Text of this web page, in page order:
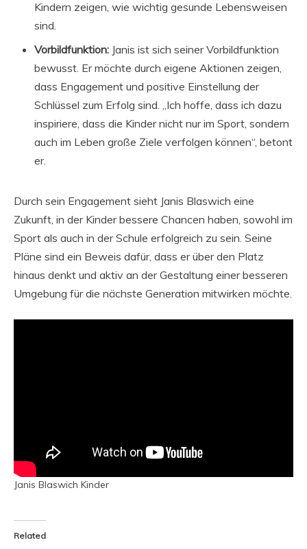
Kindern zeigen, wie wichtig gesunde Lebensweisen
sind.
Vorbildfunktion: Janis ist sich seiner Vorbildfunktion
bewusst. Er möchte durch eigene Aktionen zeigen,
dass Engagement und positive Einstellung der
Schlüssel zum Erfolg sind. „Ich hoffe, dass ich dazu
inspiriere, dass die Kinder nicht nur im Sport, sondern
auch im Leben große Ziele verfolgen können“, betont
er.
Durch sein Engagement sieht Janis Blaswich eine
Zukunft, in der Kinder bessere Chancen haben, sowohl im
Sport als auch in der Schule erfolgreich zu sein. Seine
Pläne sind ein Beweis dafür, dass er über den Platz
hinaus denkt und aktiv an der Gestaltung einer besseren
Umgebung für die nächste Generation mitwirken möchte.
Janis Blaswich Kinder
Related